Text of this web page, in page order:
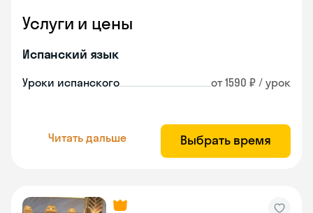
Услуги и цены
Испанский язык
Уроки испанского от 1590 ₽ / урок
Читать дальше Выбрать время